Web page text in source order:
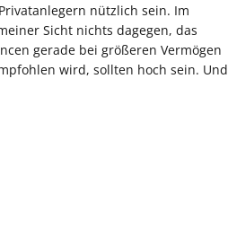
nützlich sein. Im
Sicht nichts dagegen, das
gerade bei größeren Vermögen
wird, sollten hoch sein. Und